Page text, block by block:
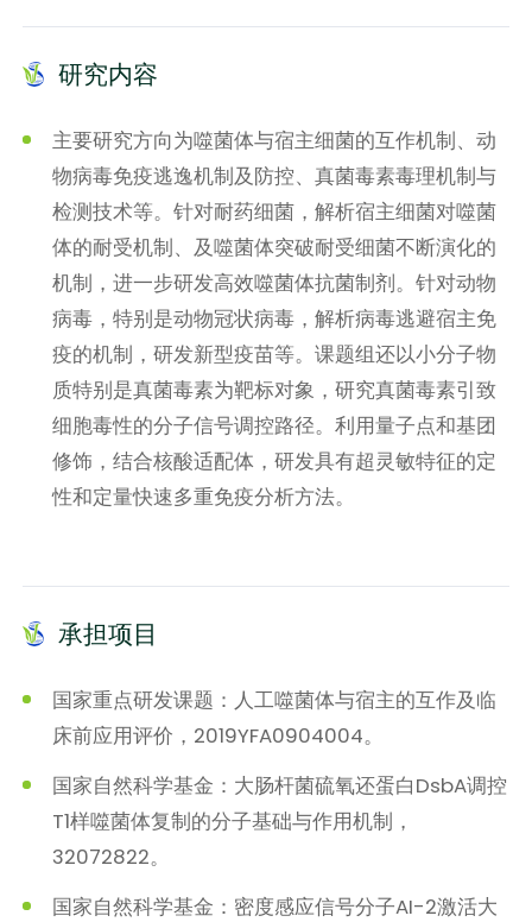
研究内容
主要研究方向为噬菌体与宿主细菌的互作机制、动
物病毒免疫逃逸机制及防控、真菌毒素毒理机制与
检测技术等。针对耐药细菌，解析宿主细菌对噬菌
体的耐受机制、及噬菌体突破耐受细菌不断演化的
机制，进一步研发高效噬菌体抗菌制剂。针对动物
病毒，特别是动物冠状病毒，解析病毒逃避宿主免
疫的机制，研发新型疫苗等。课题组还以小分子物
质特别是真菌毒素为靶标对象，研究真菌毒素引致
细胞毒性的分子信号调控路径。利用量子点和基团
修饰，结合核酸适配体，研发具有超灵敏特征的定
性和定量快速多重免疫分析方法。
承担项目
国家重点研发课题：人工噬菌体与宿主的互作及临
床前应用评价，2019YFA0904004。
国家自然科学基金：大肠杆菌硫氧还蛋白DsbA调控
T1样噬菌体复制的分子基础与作用机制，
32072822。
国家自然科学基金：密度感应信号分子AI-2激活大